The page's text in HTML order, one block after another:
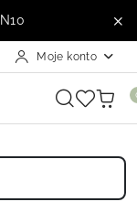
Moje konto